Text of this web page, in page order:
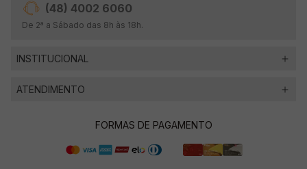
(48) 4002 6060
De 2ª a Sábado das 8h às 18h.
INSTITUCIONAL
ATENDIMENTO
FORMAS DE PAGAMENTO